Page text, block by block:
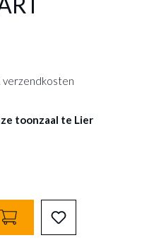
verzendkosten
toonzaal te Lier